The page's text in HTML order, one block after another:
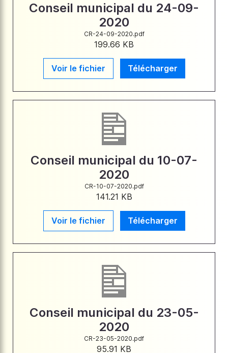
Conseil municipal du 24-09-
2020
CR-24-09-2020.pdf
199.66 KB
Voir le fichier Télécharger
Conseil municipal du 10-07-
2020
CR-10-07-2020.pdf
141.21 KB
Voir le fichier Télécharger
Conseil municipal du 23-05-
2020
CR-23-05-2020.pdf
95.91 KB